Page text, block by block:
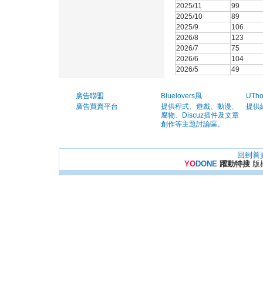
2025/11
99
2025/10
89
2025/9
106
2026/8
123
2026/7
75
2026/6
104
2026/5
49
廣告聯盟
廣告買賣平台
Bluelovers風
提供程式、遊戲、動漫、
腐物、Discuz插件及文章
創作等主題討論區。
提供
回到首
YODONE 躍動特搜版